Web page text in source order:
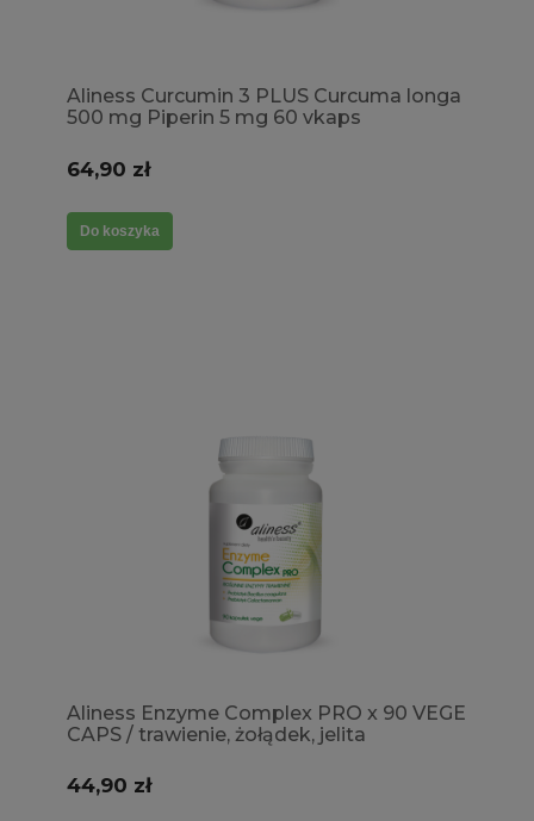
Aliness Curcumin 3 PLUS Curcuma longa
500 mg Piperin 5 mg 60 vkaps
64,90 zł
Do koszyka
Aliness Enzyme Complex PRO x 90 VEGE
CAPS / trawienie, żołądek, jelita
44,90 zł